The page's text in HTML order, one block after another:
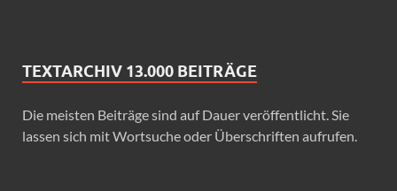
TEXTARCHIV 13.000 BEITRÄGE
Die meisten Beiträge sind auf Dauer veröffentlicht. Sie
lassen sich mit Wortsuche oder Überschriften aufrufen.